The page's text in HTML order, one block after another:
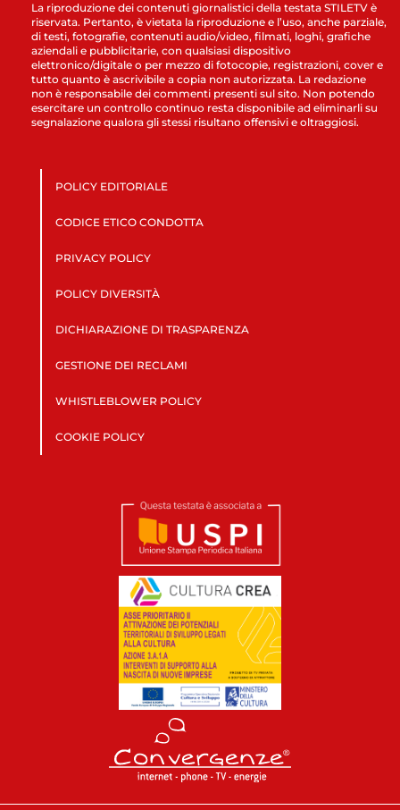
La riproduzione dei contenuti giornalistici della testata STILETV è
riservata. Pertanto, è vietata la riproduzione e l’uso, anche parziale,
di testi, fotografie, contenuti audio/video, filmati, loghi, grafiche
aziendali e pubblicitarie, con qualsiasi dispositivo
elettronico/digitale o per mezzo di fotocopie, registrazioni, cover e
tutto quanto è ascrivibile a copia non autorizzata. La redazione
non è responsabile dei commenti presenti sul sito. Non potendo
esercitare un controllo continuo resta disponibile ad eliminarli su
segnalazione qualora gli stessi risultano offensivi e oltraggiosi.
POLICY EDITORIALE
CODICE ETICO CONDOTTA
PRIVACY POLICY
POLICY DIVERSITÀ
DICHIARAZIONE DI TRASPARENZA
GESTIONE DEI RECLAMI
WHISTLEBLOWER POLICY
COOKIE POLICY